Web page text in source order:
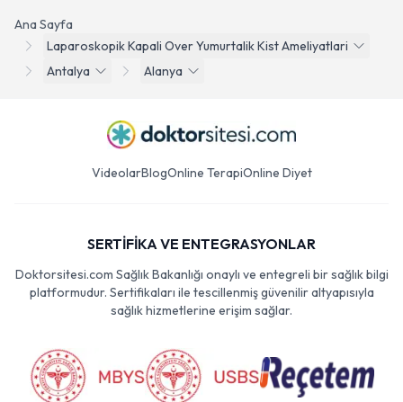
Ana Sayfa
Laparoskopik Kapali Over Yumurtalik Kist Ameliyatlari
Antalya
Alanya
VideolarBlogOnline TerapiOnline Diyet
SERTİFİKA VE ENTEGRASYONLAR
Doktorsitesi.com Sağlık Bakanlığı onaylı ve entegreli bir sağlık bilgi
platformudur. Sertifikaları ile tescillenmiş güvenilir altyapısıyla
sağlık hizmetlerine erişim sağlar.